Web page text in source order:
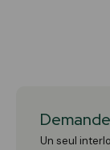
Un seul